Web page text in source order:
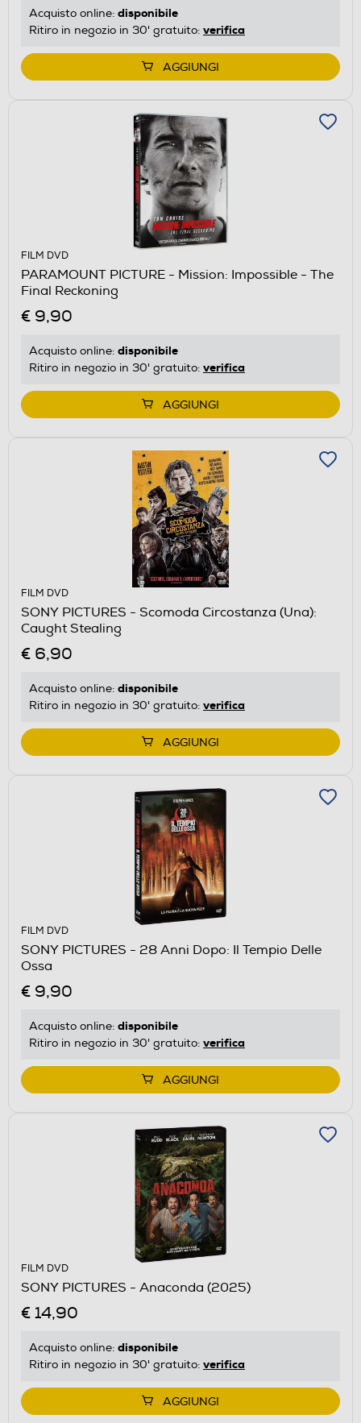
Acquisto online: disponibile
Ritiro in negozio in 30' gratuito: verifica
AGGIUNGI
FILM DVD
PARAMOUNT PICTURE - Mission: Impossible - The
Final Reckoning
€ 9,90
Acquisto online: disponibile
Ritiro in negozio in 30' gratuito: verifica
AGGIUNGI
FILM DVD
SONY PICTURES - Scomoda Circostanza (Una):
Caught Stealing
€ 6,90
Acquisto online: disponibile
Ritiro in negozio in 30' gratuito: verifica
AGGIUNGI
FILM DVD
SONY PICTURES - 28 Anni Dopo: Il Tempio Delle
Ossa
€ 9,90
Acquisto online: disponibile
Ritiro in negozio in 30' gratuito: verifica
AGGIUNGI
FILM DVD
SONY PICTURES - Anaconda (2025)
€ 14,90
Acquisto online: disponibile
Ritiro in negozio in 30' gratuito: verifica
AGGIUNGI